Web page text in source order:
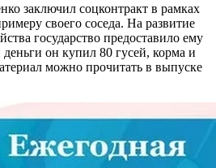
заключил соцконтракт в рамках
своего соседа. На развитие
государство предоставило ему
он купил 80 гусей, корма и
можно прочитать в выпуске